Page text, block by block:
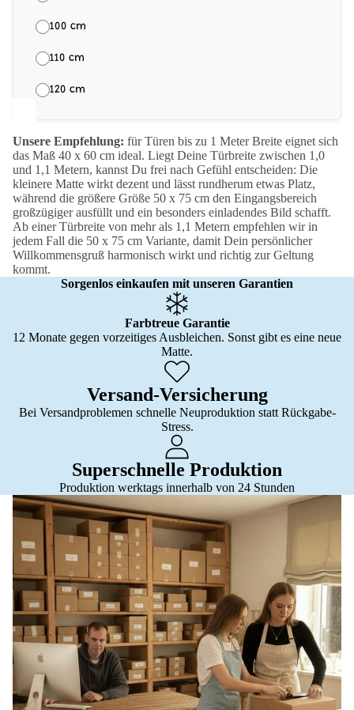
100 cm
110 cm
120 cm
Unsere Empfehlung: für Türen bis zu 1 Meter Breite eignet sich
das Maß 40 x 60 cm ideal. Liegt Deine Türbreite zwischen 1,0
und 1,1 Metern, kannst Du frei nach Gefühl entscheiden: Die
kleinere Matte wirkt dezent und lässt rundherum etwas Platz,
während die größere Größe 50 x 75 cm den Eingangsbereich
großzügiger ausfüllt und ein besonders einladendes Bild schafft.
Ab einer Türbreite von mehr als 1,1 Metern empfehlen wir in
jedem Fall die 50 x 75 cm Variante, damit Dein persönlicher
Willkommensgruß harmonisch wirkt und richtig zur Geltung
kommt.
Sorgenlos einkaufen mit unseren Garantien
Farbtreue Garantie
12 Monate gegen vorzeitiges Ausbleichen. Sonst gibt es eine neue
Matte.
Versand-Versicherung
Bei Versandproblemen schnelle Neuproduktion statt Rückgabe-
Stress.
Superschnelle Produktion
Produktion werktags innerhalb von 24 Stunden